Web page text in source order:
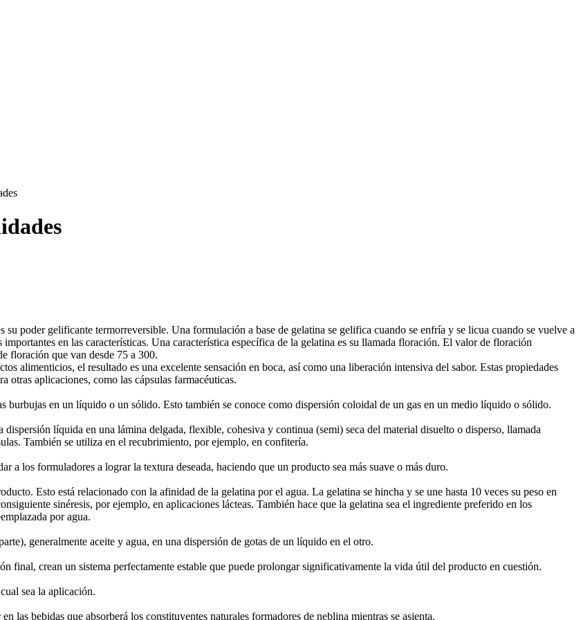
poder gelificante termorreversible. Una formulación a base de gelatina se gelifica cuando se enfría y se licua cuando se vuelve a
en las características. Una característica específica de la gelatina es su llamada floración. El valor de floración
floración que van desde 75 a 300.
alimenticios, el resultado es una excelente sensación en boca, así como una liberación intensiva del sabor. Estas propiedades
otras aplicaciones, como las cápsulas farmacéuticas.
burbujas en un líquido o un sólido. Esto también se conoce como dispersión coloidal de un gas en un medio líquido o sólido.
líquida en una lámina delgada, flexible, cohesiva y continua (semi) seca del material disuelto o disperso, llamada
También se utiliza en el recubrimiento, por ejemplo, en confitería.
a los formuladores a lograr la textura deseada, haciendo que un producto sea más suave o más duro.
Esto está relacionado con la afinidad de la gelatina por el agua. La gelatina se hincha y se une hasta 10 veces su peso en
sinéresis, por ejemplo, en aplicaciones lácteas. También hace que la gelatina sea el ingrediente preferido en los
por agua.
generalmente aceite y agua, en una dispersión de gotas de un líquido en el otro.
final, crean un sistema perfectamente estable que puede prolongar significativamente la vida útil del producto en cuestión.
sea la aplicación.
bebidas que absorberá los constituyentes naturales formadores de neblina mientras se asienta.